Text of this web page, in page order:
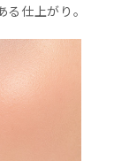
仕上がり。